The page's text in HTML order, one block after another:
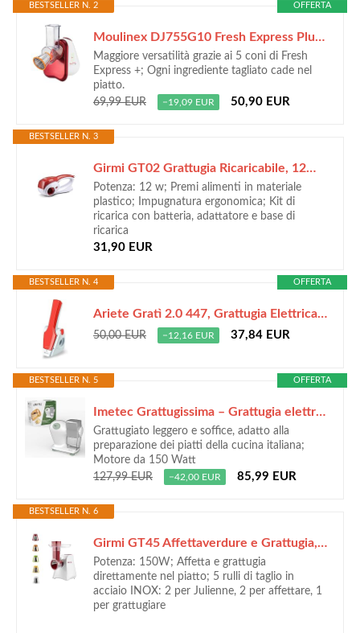
OFFERTA
BESTSELLER N. 2
Moulinex DJ755G10 Fresh Express Plus Affettatutto Grattugia Elettrico, 5 Funzioni di Taglio, 150 W, 1 L, 1 Decibel, Plastica, Rosso
Maggiore versatilità grazie ai 5 coni di Fresh
Express +; Ogni ingrediente tagliato cade nel
piatto.
69,99 EUR
−19,09 EUR 50,90 EUR
BESTSELLER N. 3
Girmi GT02 Grattugia Ricaricabile, 12W, 2 Rulli INOX, Bianco/Rosso
Potenza: 12 w; Premi alimenti in materiale
plastico; Impugnatura ergonomica; Kit di
ricarica con batteria, adattatore e base di
ricarica
31,90 EUR
OFFERTA
BESTSELLER N. 4
Ariete Gratì 2.0 447, Grattugia Elettrica per Formaggio Senza Fili, Rullo in Acciaio Inox Incluso, 1 Kg di Formaggio con una Ricarica, 1500mAh, Bianco/Arancione
50,00 EUR −12,16 EUR 37,84 EUR
OFFERTA
BESTSELLER N. 5
Imetec Grattugissima – Grattugia elettrica per formaggio 150W
Grattugiato leggero e soffice, adatto alla
preparazione dei piatti della cucina italiana;
Motore da 150 Watt
127,99 EUR
−42,00 EUR 85,99 EUR
BESTSELLER N. 6
Girmi GT45 Affettaverdure e Grattugia, Accessorio porta rulli, 5 Rulli Inox, 150 W, Completamente smontabile, Bianco/Rosso
Potenza: 150W; Affetta e grattugia
direttamente nel piatto; 5 rulli di taglio in
acciaio INOX: 2 per Julienne, 2 per affettare, 1
per grattugiare